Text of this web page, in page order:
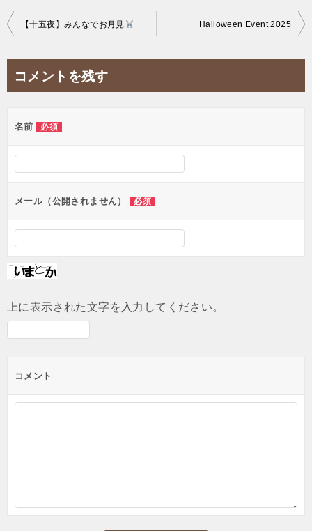
投
ビ
ー
シ
ン
【十五夜】みんなでお月見 Halloween Event 2025
コメントを残す
名前 必須
メール（公開されません） 必須
上に表示された文字を入力してください。
コメント